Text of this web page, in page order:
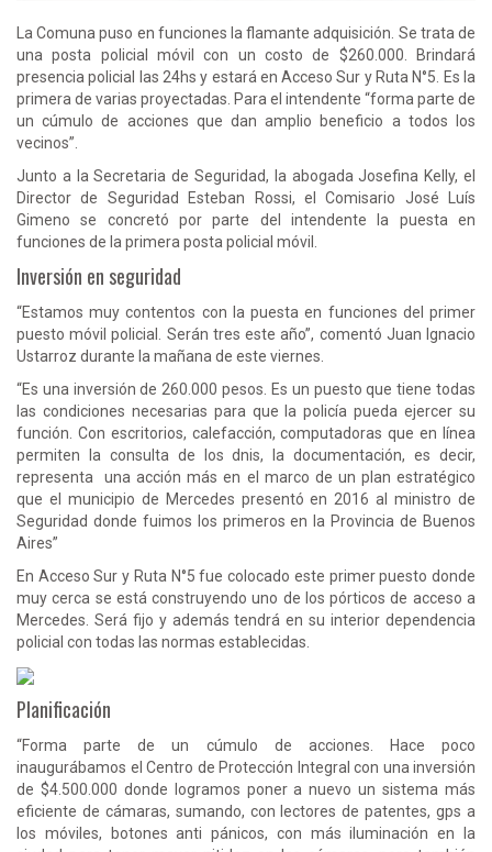
La Comuna puso en funciones la flamante adquisición. Se trata de
una posta policial móvil con un costo de $260.000. Brindará
presencia policial las 24hs y estará en Acceso Sur y Ruta N°5. Es la
primera de varias proyectadas. Para el intendente “forma parte de
un cúmulo de acciones que dan amplio beneficio a todos los
vecinos”.
Junto a la Secretaria de Seguridad, la abogada Josefina Kelly, el
Director de Seguridad Esteban Rossi, el Comisario José Luís
Gimeno se concretó por parte del intendente la puesta en
funciones de la primera posta policial móvil.
Inversión en seguridad
“Estamos muy contentos con la puesta en funciones del primer
puesto móvil policial. Serán tres este año”, comentó Juan Ignacio
Ustarroz durante la mañana de este viernes.
“Es una inversión de 260.000 pesos. Es un puesto que tiene todas
las condiciones necesarias para que la policía pueda ejercer su
función. Con escritorios, calefacción, computadoras que en línea
permiten la consulta de los dnis, la documentación, es decir,
representa una acción más en el marco de un plan estratégico
que el municipio de Mercedes presentó en 2016 al ministro de
Seguridad donde fuimos los primeros en la Provincia de Buenos
Aires”
En Acceso Sur y Ruta N°5 fue colocado este primer puesto donde
muy cerca se está construyendo uno de los pórticos de acceso a
Mercedes. Será fijo y además tendrá en su interior dependencia
policial con todas las normas establecidas.
Planificación
“Forma parte de un cúmulo de acciones. Hace poco
inaugurábamos el Centro de Protección Integral con una inversión
de $4.500.000 donde logramos poner a nuevo un sistema más
eficiente de cámaras, sumando, con lectores de patentes, gps a
los móviles, botones anti pánicos, con más iluminación en la